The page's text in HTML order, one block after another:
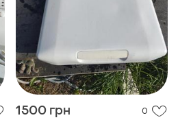
1500 грн 0